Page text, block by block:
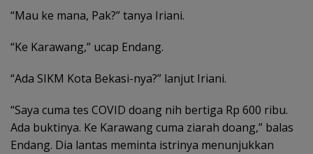
“Mau ke mana, Pak?” tanya Iriani.
“Ke Karawang,” ucap Endang.
“Ada SIKM Kota Bekasi-nya?” lanjut Iriani.
“Saya cuma tes COVID doang nih bertiga Rp 600 ribu.
Ada buktinya. Ke Karawang cuma ziarah doang,” balas
Endang. Dia lantas meminta istrinya menunjukkan